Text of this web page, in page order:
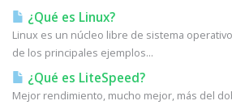
¿Qué es Linux?
Linux es un núcleo libre de sistema
de los principales ejemplos...
¿Qué es LiteSpeed?
Mejor rendimiento, mucho mejor, más del